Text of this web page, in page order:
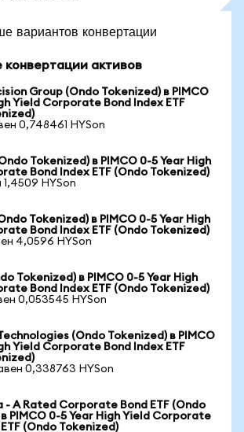
вариантов конвертации
конвертации активов
Group (Ondo Tokenized) в PIMCO
Yield Corporate Bond Index ETF
0,748461 HYSon
Tokenized) в PIMCO 0-5 Year High
Bond Index ETF (Ondo Tokenized)
1,4509 HYSon
Tokenized) в PIMCO 0-5 Year High
Bond Index ETF (Ondo Tokenized)
4,0596 HYSon
Tokenized) в PIMCO 0-5 Year High
Bond Index ETF (Ondo Tokenized)
0,053545 HYSon
(Ondo Tokenized) в PIMCO
Yield Corporate Bond Index ETF
0,338763 HYSon
- A Rated Corporate Bond ETF (Ondo
PIMCO 0-5 Year High Yield Corporate
(Ondo Tokenized)